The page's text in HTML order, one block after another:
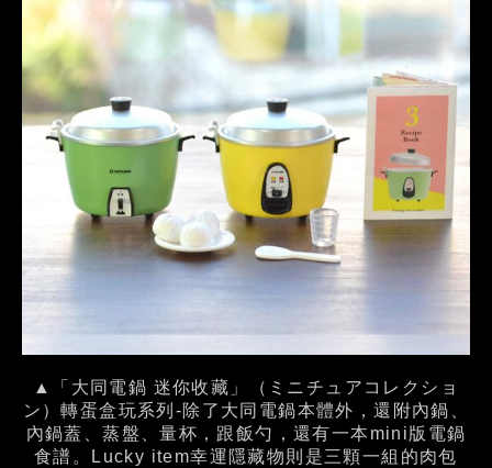
▲「大同電鍋 迷你收藏」（ミニチュアコレクショ
ン）轉蛋盒玩系列-除了大同電鍋本體外，還附內鍋、
內鍋蓋、蒸盤、量杯，跟飯勺，還有一本mini版電鍋
食譜。Lucky item幸運隱藏物則是三顆一組的肉包